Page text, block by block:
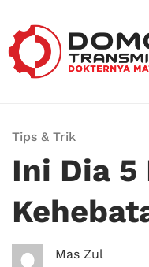
Tips & Trik
Ini Dia
Mas Zul